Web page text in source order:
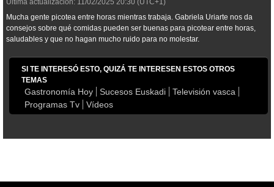
Última actualización: 11/02/2025 20:30 (UTC+1)
Mucha gente picotea entre horas mientras trabaja. Gabriela Uriarte nos da
consejos sobre qué comidas pueden ser buenas para picotear entre horas,
saludables y que no hagan mucho ruido para no molestar.
SI TE INTERESÓ ESTO, QUIZÁ TE INTERESEN ESTOS OTROS
TEMAS
Gastronomía Hoy Sucesos Euskadi
Televisión vasca
Programas Tv
Vídeos